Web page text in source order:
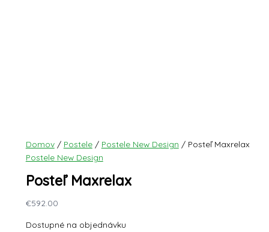
Domov/ Postele/ Postele New Design / Posteľ Maxrelax
Postele New Design
Posteľ Maxrelax
€592.00
Dostupné na objednávku